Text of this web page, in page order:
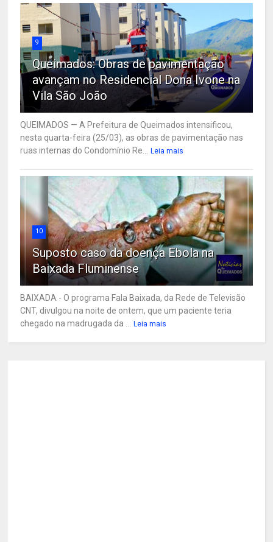
9
Queimados: Obras de pavimentação
avançam no Residencial Dona Ivone na
Vila São João
QUEIMADOS — A Prefeitura de Queimados intensificou,
nesta quarta-feira (25/03), as obras de pavimentação nas
ruas internas do Condomínio Re...
Leia mais
10
Suposto caso da doença Ebola na
Baixada Fluminense
BAIXADA - O programa Fala Baixada, da Rede de Televisão
CNT, divulgou na noite de ontem, que um paciente teria
chegado na madrugada da ...
Leia mais